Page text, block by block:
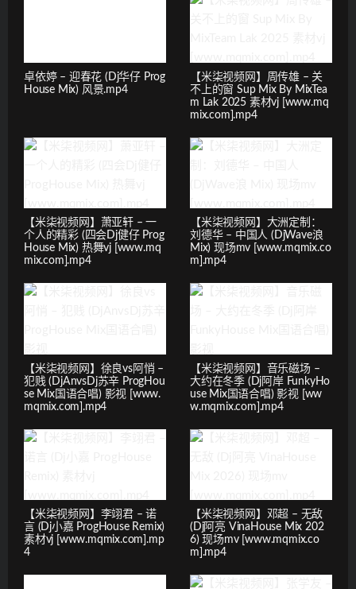
卓依婷 – 迎春花 (Dj华仔 Prog
House Mix) 风景.mp4
【米柒视频网】周传雄 – 关
不上的窗 Sup Mix By MixTea
m Lak 2025 素材vj [www.mq
mix.com].mp4
【米柒视频网】萧亚轩 – 一
个人的精彩 (四会Dj健仔 Prog
House Mix) 热舞vj [www.mq
mix.com].mp4
【米柒视频网】大洲定制：
刘德华 – 中国人 (DjWave浪
Mix) 现场mv [www.mqmix.co
m].mp4
【米柒视频网】徐良vs阿悄 –
犯贱 (DjAnvsDj苏辛 ProgHou
se Mix国语合唱) 影视 [www.
mqmix.com].mp4
【米柒视频网】音乐磁场 –
大约在冬季 (Dj阿岸 FunkyHo
use Mix国语合唱) 影视 [ww
w.mqmix.com].mp4
【米柒视频网】李翊君 – 诺
言 (Dj小嘉 ProgHouse Remix)
素材vj [www.mqmix.com].mp
4
【米柒视频网】邓超 – 无敌
(Dj阿亮 VinaHouse Mix 202
6) 现场mv [www.mqmix.co
m].mp4